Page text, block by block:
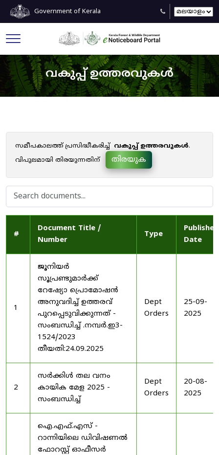
Government of Kerala
വകുപ്പ് ഉത്തരവുകൾ
സമീപകാലത്ത് പ്രസിദ്ധീകരിച്ച് വകുപ്പ് ഉത്തരവുകൾ.
വിപുലമായി തിരയുന്നതിന്
തിരയുക
#
Document Title /
Number
Type
Published
Date
1
ജൂനിയർ
സൂപ്രണ്ടുമാർക്ക്
റേഷ്യോ പ്രൊമോഷൻ
അനുവദിച്ച് ഉത്തരവ്
പുറപ്പെടുവിക്കുന്നത് -
സംബന്ധിച്ച് .നമ്പർ.ഇ3-
1524/2023
തീയതി:24.09.2025
Dept
Orders
25-09-
2025
2
സർക്കിൾ തല വനം
കായിക മേള 2025 -
സംബന്ധിച്ച്
Dept
Orders
20-08-
2025
ഐ.എഫ്.എസ് -
റാന്നിയിലെ ഡിവിഷണൽ
ഫോറസ്റ്റ് ഓഫീസർ